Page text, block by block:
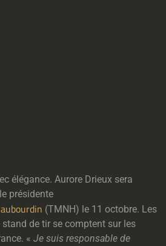
élégance. Aurore Drieux sera
présidente
(TMNH) le 11 octobre. Les
de tir se comptent sur les
« Je suis responsable de